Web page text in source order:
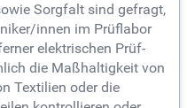
Sorgfalt sind gefragt,
innen im Prüflabor
elektrischen Prüf-
die Maßhaltigkeit von
Textilien oder die